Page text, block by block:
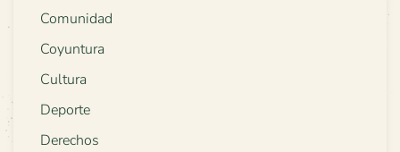
Comunidad
Coyuntura
Cultura
Deporte
Derechos